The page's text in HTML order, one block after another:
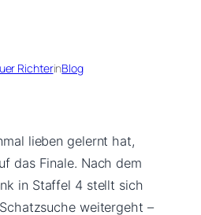
RichterinBlog
lieben gelernt hat,
das Finale. Nach dem
in Staffel 4 stellt sich
weitergeht –